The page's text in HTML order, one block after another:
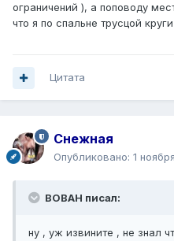
ограничений ), а поповоду
что я по спальне трусцой
Цитата
Снежная
Опубликовано: 1
BOBAH писал:
ну , уж извините , не знал